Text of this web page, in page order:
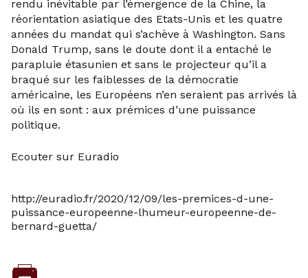
rendu inévitable par l’émergence de la Chine, la
réorientation asiatique des Etats-Unis et les quatre
années du mandat qui s’achève à Washington. Sans
Donald Trump, sans le doute dont il a entaché le
parapluie étasunien et sans le projecteur qu’il a
braqué sur les faiblesses de la démocratie
américaine, les Européens n’en seraient pas arrivés là
où ils en sont : aux prémices d’une puissance
politique.
Ecouter sur Euradio
http://euradio.fr/2020/12/09/les-premices-d-une-
puissance-europeenne-lhumeur-europeenne-de-
bernard-guetta/